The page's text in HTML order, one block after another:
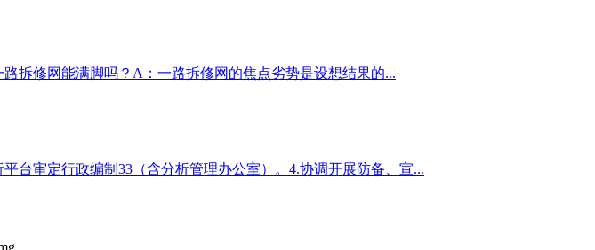
拆修网能满脚吗？A：一路拆修网的焦点劣势是设想结果的...
台审定行政编制33（含分析管理办公室）。4.协调开展防备、宣...